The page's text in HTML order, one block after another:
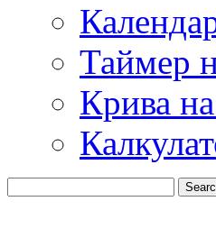
Таймер
Крива